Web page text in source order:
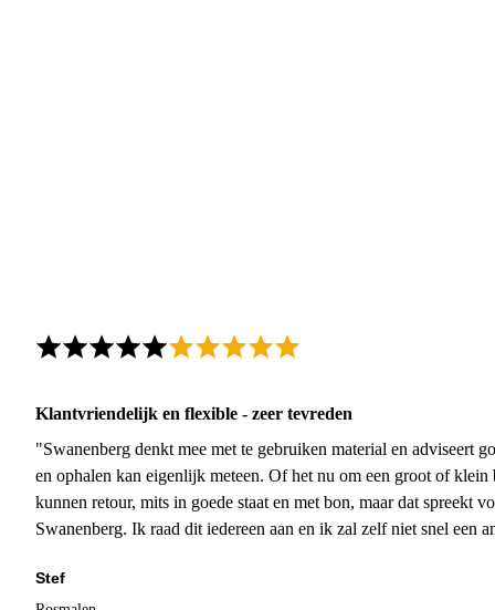
Klantvriendelijk en flexible - zeer tevreden
"Swanenberg denkt mee met te gebruiken material en adviseert
en ophalen kan eigenlijk meteen. Of het nu om een groot of
kunnen retour, mits in goede staat en met bon, maar dat spreekt
Swanenberg. Ik raad dit iedereen aan en ik zal zelf niet snel een
Stef